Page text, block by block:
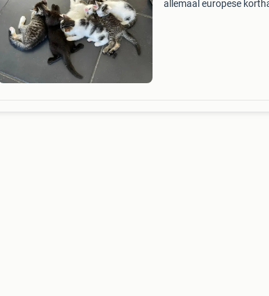
allemaal europese